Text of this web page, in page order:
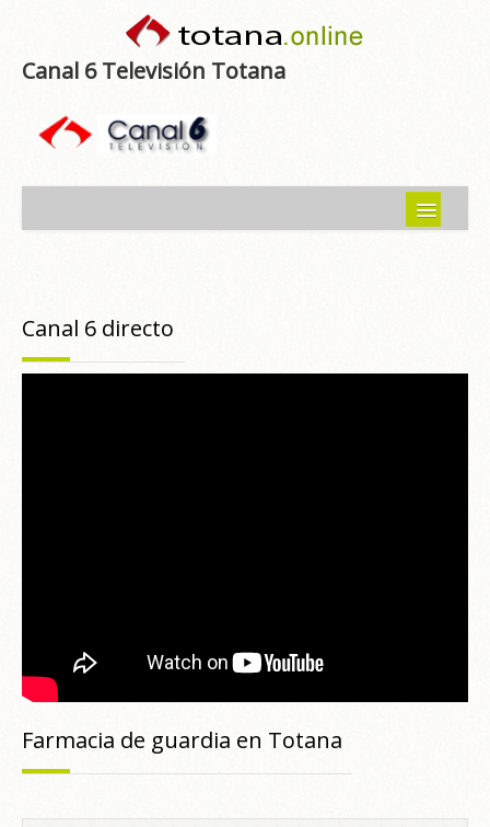
Canal 6 Televisión Totana
Programas emitidos
Canal 6 directo
Farmacia de guardia en Totana